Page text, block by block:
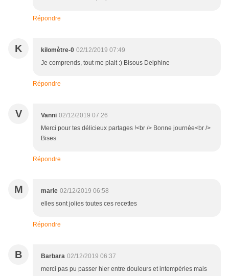
Répondre
K kilomètre-0 02/12/2019 07:49
Je comprends, tout me plait :) Bisous Delphine
Répondre
V Vanni 02/12/2019 07:26
Merci pour tes délicieux partages !<br /> Bonne journée<br />
Bises
Répondre
M marie 02/12/2019 06:58
elles sont jolies toutes ces recettes
Répondre
B Barbara 02/12/2019 06:37
merci pas pu passer hier entre douleurs et intempéries mais